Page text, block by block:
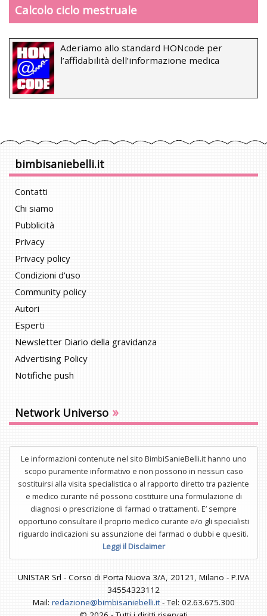
Calcolo ciclo mestruale
Aderiamo allo standard HONcode per
l’affidabilità dell’informazione medica
bimbisaniebelli.it
Contatti
Chi siamo
Pubblicità
Privacy
Privacy policy
Condizioni d'uso
Community policy
Autori
Esperti
Newsletter Diario della gravidanza
Advertising Policy
Notifiche push
Network Universo »
Le informazioni contenute nel sito BimbiSanieBelli.it hanno uno
scopo puramente informativo e non possono in nessun caso
sostituirsi alla visita specialistica o al rapporto diretto tra paziente
e medico curante né possono costituire una formulazione di
diagnosi o prescrizione di farmaci o trattamenti. E’ sempre
opportuno consultare il proprio medico curante e/o gli specialisti
riguardo indicazioni su assunzione dei farmaci o dubbi e quesiti.
Leggi il Disclaimer
UNISTAR Srl - Corso di Porta Nuova 3/A, 20121, Milano - P.IVA
34554323112
Mail: redazione@bimbisaniebelli.it- Tel: 02.63.675.300